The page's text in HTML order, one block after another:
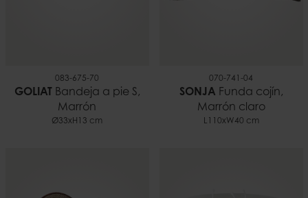
083-675-70
GOLIAT
Bandeja a pie S,
Marrón
Ø33xH13 cm
070-741-04
SONJA Funda cojín,
Marrón claro
L110xW40 cm